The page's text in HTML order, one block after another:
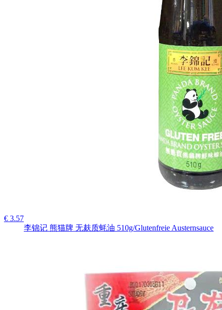
€ 3.57
李锦记 熊猫牌 无麸质蚝油 510g/Glutenfreie Austernsauce